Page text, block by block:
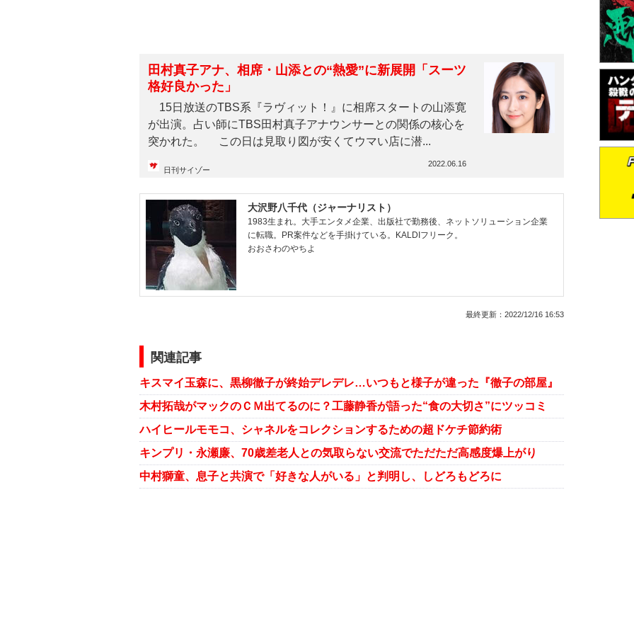
田村真子アナ、相席・山添との“熱愛”に新展開「スーツ
格好良かった」
15日放送のTBS系『ラヴィット！』に相席スタートの山添寛
が出演。占い師にTBS田村真子アナウンサーとの関係の核心を
突かれた。 この日は見取り図が安くてウマい店に潜...
日刊サイゾー
2022.06.16
大沢野八千代（ジャーナリスト）
1983生まれ。大手エンタメ企業、出版社で勤務後、ネットソリューション企業
に転職。PR案件などを手掛けている。KALDIフリーク。
おおさわのやちよ
最終更新： 2022/12/16 16:53
関連記事
キスマイ玉森に、黒柳徹子が終始デレデレ…いつもと様子が違った『徹子の部屋』
木村拓哉がマックのＣＭ出てるのに？工藤静香が語った“食の大切さ”にツッコミ
ハイヒールモモコ、シャネルをコレクションするための超ドケチ節約術
キンプリ・永瀬廉、70歳差老人との気取らない交流でただただ高感度爆上がり
中村獅童、息子と共演で「好きな人がいる」と判明し、しどろもどろに